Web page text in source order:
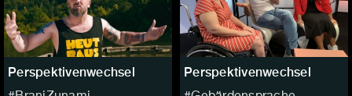
Perspektivenwechsel Perspektivenwechsel